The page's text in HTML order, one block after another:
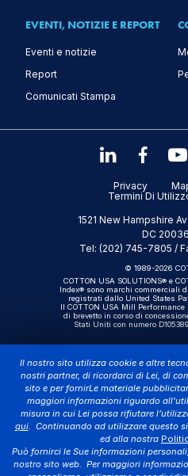
Il nostro sito utilizza cookie e altre
nostri partner, di ricordarci di Lei, di
sito e per fornirLe materiale
maggiori informazioni riguardo
misura in cui Lei possa rifiutare
qui. Continuando ad utilizzare questo
ed alla nostra
Può fornirci le Sue informazioni
nostro sito web. Per maggiori
EVENTI, NOTIZIE E REPORT
Eventi e notizie
Report
Comunicati Stampa
Privacy
Termini Di
1521 New Hampshire
DC
Tel: (202) 745-7805 /
© 1989-2026
COTTON USA SOLUTIONS® e
Index® sono marchi commerciali
registrati dallo United States
Il COTTON USA Mill
di brevetto in corso di
Stati Uniti con numero